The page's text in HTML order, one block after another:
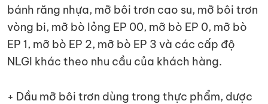
bánh răng nhựa, mỡ bôi trơn cao su, mỡ bôi trơn
vòng bi, mỡ bò lỏng EP 00, mỡ bò EP 0, mỡ bò
EP 1, mỡ bò EP 2, mỡ bò EP 3 và các cấp độ
NLGI khác theo nhu cầu của khách hàng.
+ Dầu mỡ bôi trơn dùng trong thực phẩm, dược